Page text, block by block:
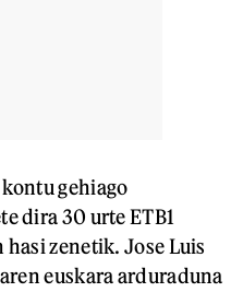
gehiago
dira 30 urte ETB1
zenetik. Jose Luis
euskara arduraduna